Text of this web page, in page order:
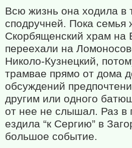
Всю жизнь она ходила в
сподручней. Пока семья
Скорбященский храм
переехали на
Николо-Кузнецкий,
трамвае прямо от дома
обсуждений
другим или одного
от нее не слышал. Раз в
ездила “к Сергию” в
большое событие.